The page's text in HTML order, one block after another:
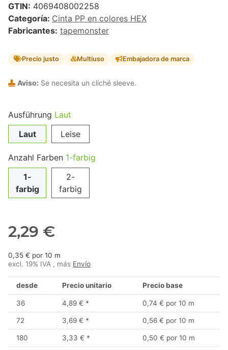
GTIN: 4069408002258
Categoría: Cinta PP en colores HEX
Fabricantes: tapemonster
Precio justo Multiuso Embajadora de marca
Aviso: Se necesita un cliché sleeve.
Ausführung Laut
Laut
Leise
Anzahl Farben 1-farbig
1-
farbig
2-
farbig
2,29 €
0,35 € por 10 m
excl. 19% IVA , más Envío
desde Precio unitario Precio base
36 4,89 € * 0,74 € por 10 m
72 3,69 € * 0,56 € por 10 m
180 3,33 € * 0,50 € por 10 m